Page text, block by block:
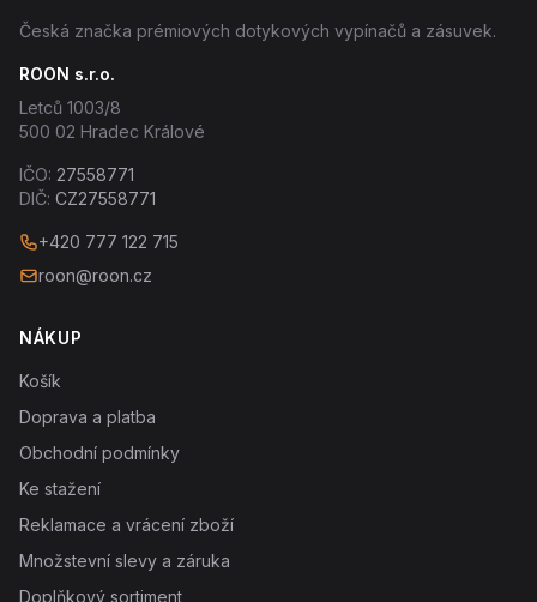
Česká značka prémiových dotykových vypínačů a zásuvek.
ROON s.r.o.
Letců 1003/8
500 02 Hradec Králové
IČO: 27558771
DIČ: CZ27558771
+420 777 122 715
roon@roon.cz
NÁKUP
Košík
Doprava a platba
Obchodní podmínky
Ke stažení
Reklamace a vrácení zboží
Množstevní slevy a záruka
Doplňkový sortiment